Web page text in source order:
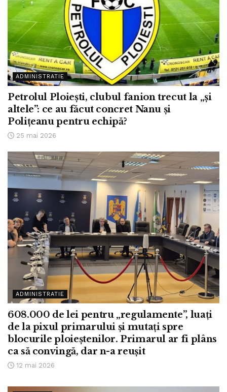
ADMINISTRATIE
Petrolul Ploiești, clubul fanion trecut la „și
altele”: ce au făcut concret Nanu și
Polițeanu pentru echipă?
25 mai 2026
ADMINISTRATIE
608.000 de lei pentru „regulamente”, luați
de la pixul primarului și mutați spre
blocurile ploieștenilor. Primarul ar fi plâns
ca să convingă, dar n-a reușit
12 mai 2026